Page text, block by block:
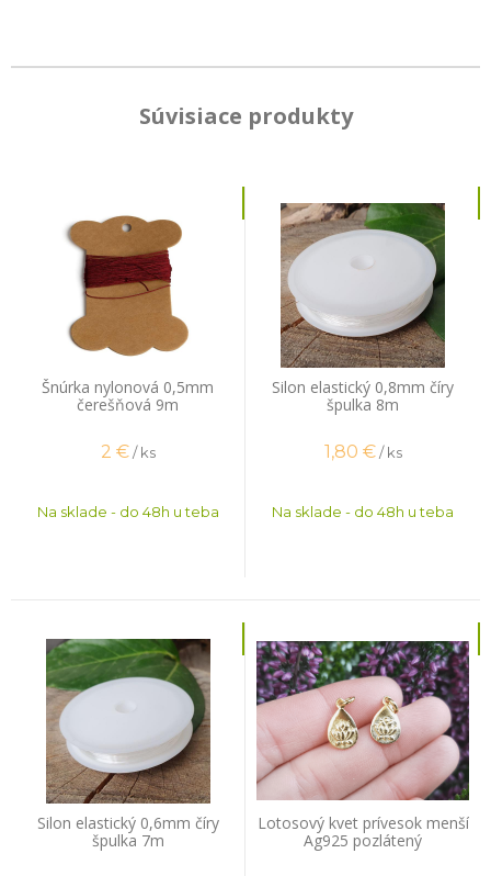
Súvisiace produkty
Šnúrka nylonová 0,5mm
čerešňová 9m
2 € / ks
Na sklade - do 48h u teba
Silon elastický 0,8mm číry
špulka 8m
1,80 € / ks
Na sklade - do 48h u teba
Silon elastický 0,6mm číry
špulka 7m
Lotosový kvet prívesok menší
Ag925 pozlátený